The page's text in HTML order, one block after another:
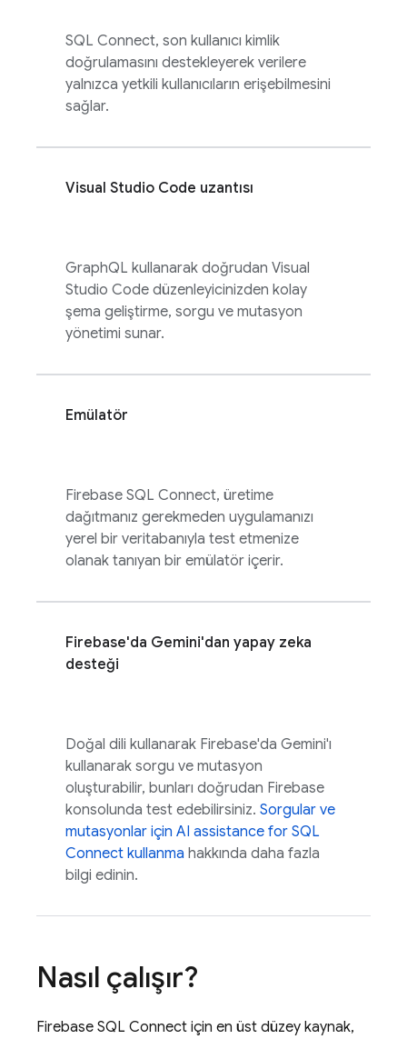
SQL Connect, son kullanıcı kimlik
doğrulamasını destekleyerek verilere
yalnızca yetkili kullanıcıların erişebilmesini
sağlar.
Visual Studio Code uzantısı
GraphQL kullanarak doğrudan Visual
Studio Code düzenleyicinizden kolay
şema geliştirme, sorgu ve mutasyon
yönetimi sunar.
Emülatör
Firebase SQL Connect, üretime
dağıtmanız gerekmeden uygulamanızı
yerel bir veritabanıyla test etmenize
olanak tanıyan bir emülatör içerir.
Firebase'da Gemini'dan yapay zeka
desteği
Doğal dili kullanarak Firebase'da Gemini'ı
kullanarak sorgu ve mutasyon
oluşturabilir, bunları doğrudan Firebase
konsolunda test edebilirsiniz. Sorgular ve
mutasyonlar için AI assistance for SQL
Connect kullanma hakkında daha fazla
bilgi edinin.
Nasıl çalışır?
Firebase SQL Connect için en üst düzey kaynak,